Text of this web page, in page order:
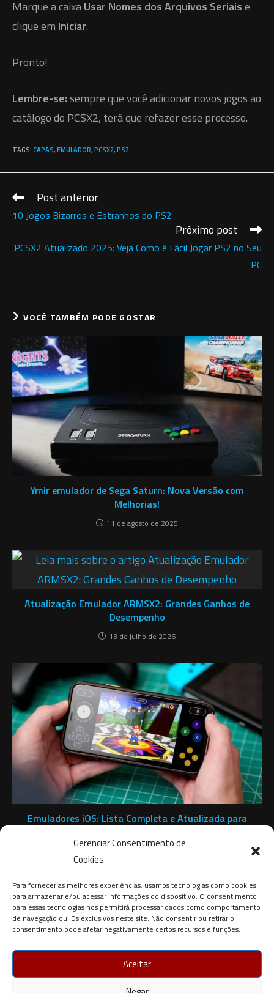
Gerenciar Consentimento de
Cookies
Para fornecer as melhores experiências, usamos tecnologias como cookies
para armazenar e/ou acessar informações do dispositivo. O consentimento
para essas tecnologias nos permitirá processar dados como comportamento
de navegação ou IDs exclusivos neste site. Não consentir ou retirar o
consentimento pode afetar negativamente certos recursos e funções.
Aceitar
Marque a caixaUsar Nomes dos Arquivos Seriaise
clique em Iniciar.
Pronto!
Lembre-se:sempre que você adicionar novos jogos ao
catálogo do PCSX2, terá que refazer esse processo.
TAGS:CAPAS,EMULADOR,PCSX2,PS2
Leia
artigos
Post anterior
10 Jogos Bizarros e Estranhos do PS2
Próximo post
PCSX2 Atualizado 2025: Veja Como é Fácil Jogar PS2 no Seu
PC
VOCÊ TAMBÉM PODE GOSTAR
Ymir emulador de Sega Saturn: Nova Versão com
Melhorias!
11 de agosto de 2025
Atualização Emulador ARMSX2: Grandes Ganhos de
Desempenho
13 de julho de 2026
Emuladores iOS: Lista Completa e Atualizada para